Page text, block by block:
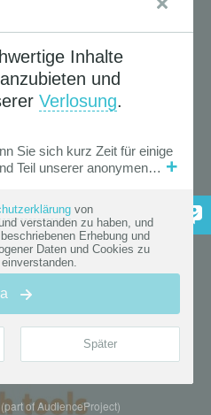
of AudienceProject)